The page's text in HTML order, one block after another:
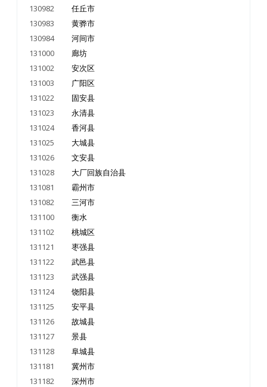
130982 任丘市
130983 黄骅市
130984 河间市
131000 廊坊
131002 安次区
131003 广阳区
131022 固安县
131023 永清县
131024 香河县
131025 大城县
131026 文安县
131028 大厂回族自治县
131081 霸州市
131082 三河市
131100 衡水
131102 桃城区
131121 枣强县
131122 武邑县
131123 武强县
131124 饶阳县
131125 安平县
131126 故城县
131127 景县
131128 阜城县
131181 冀州市
131182 深州市